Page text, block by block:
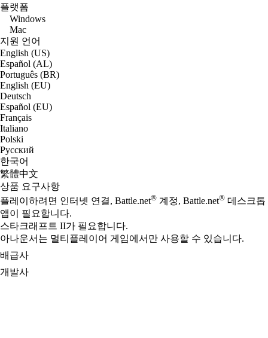
플랫폼
Windows
Mac
지원 언어
English (US)
Español (AL)
Português (BR)
English (EU)
Deutsch
Español (EU)
Français
Italiano
Polski
Русский
한국어
繁體中文
상품 요구사항
플레이하려면 인터넷 연결, Battle.net® 계정, Battle.net® 데스크톱
앱이 필요합니다.
스타크래프트 II가 필요합니다.
아나운서는 멀티플레이어 게임에서만 사용할 수 있습니다.
배급사
개발사